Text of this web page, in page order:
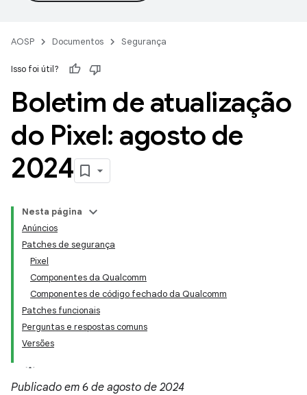
AOSP Documentos Segurança
Isso foi útil?
Boletim de atualização
do Pixel: agosto de
2024
Nesta página
Anúncios
Patches de segurança
Pixel
Componentes da Qualcomm
Componentes de código fechado da Qualcomm
Patches funcionais
Perguntas e respostas comuns
Versões
Publicado em 6 de agosto de 2024